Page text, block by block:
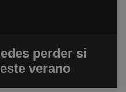
perder si
verano